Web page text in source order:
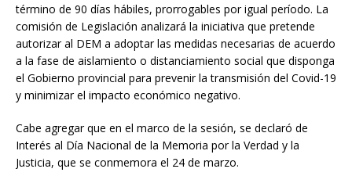
término de 90 días hábiles, prorrogables por igual período. La
comisión de Legislación analizará la iniciativa que pretende
autorizar al DEM a adoptar las medidas necesarias de acuerdo
a la fase de aislamiento o distanciamiento social que disponga
el Gobierno provincial para prevenir la transmisión del Covid-19
y minimizar el impacto económico negativo.
Cabe agregar que en el marco de la sesión, se declaró de
Interés al Día Nacional de la Memoria por la Verdad y la
Justicia, que se conmemora el 24 de marzo.